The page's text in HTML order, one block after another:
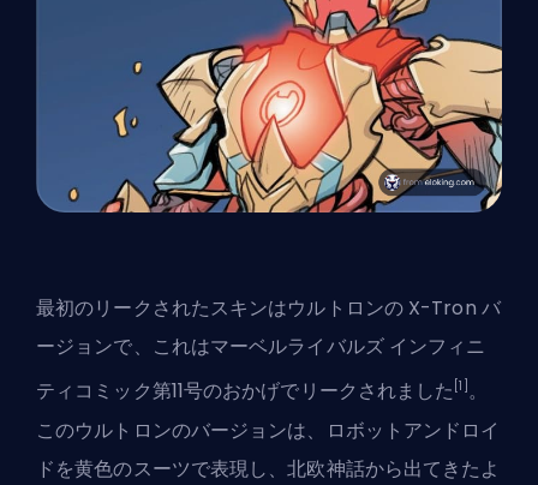
最初のリークされたスキンはウルトロンの X-Tron バ
ージョンで、これはマーベルライバルズ インフィニ
ティコミック第11号のおかげでリークされました [1] 。
このウルトロンのバージョンは、ロボットアンドロイ
ドを黄色のスーツで表現し、北欧神話から出てきたよ